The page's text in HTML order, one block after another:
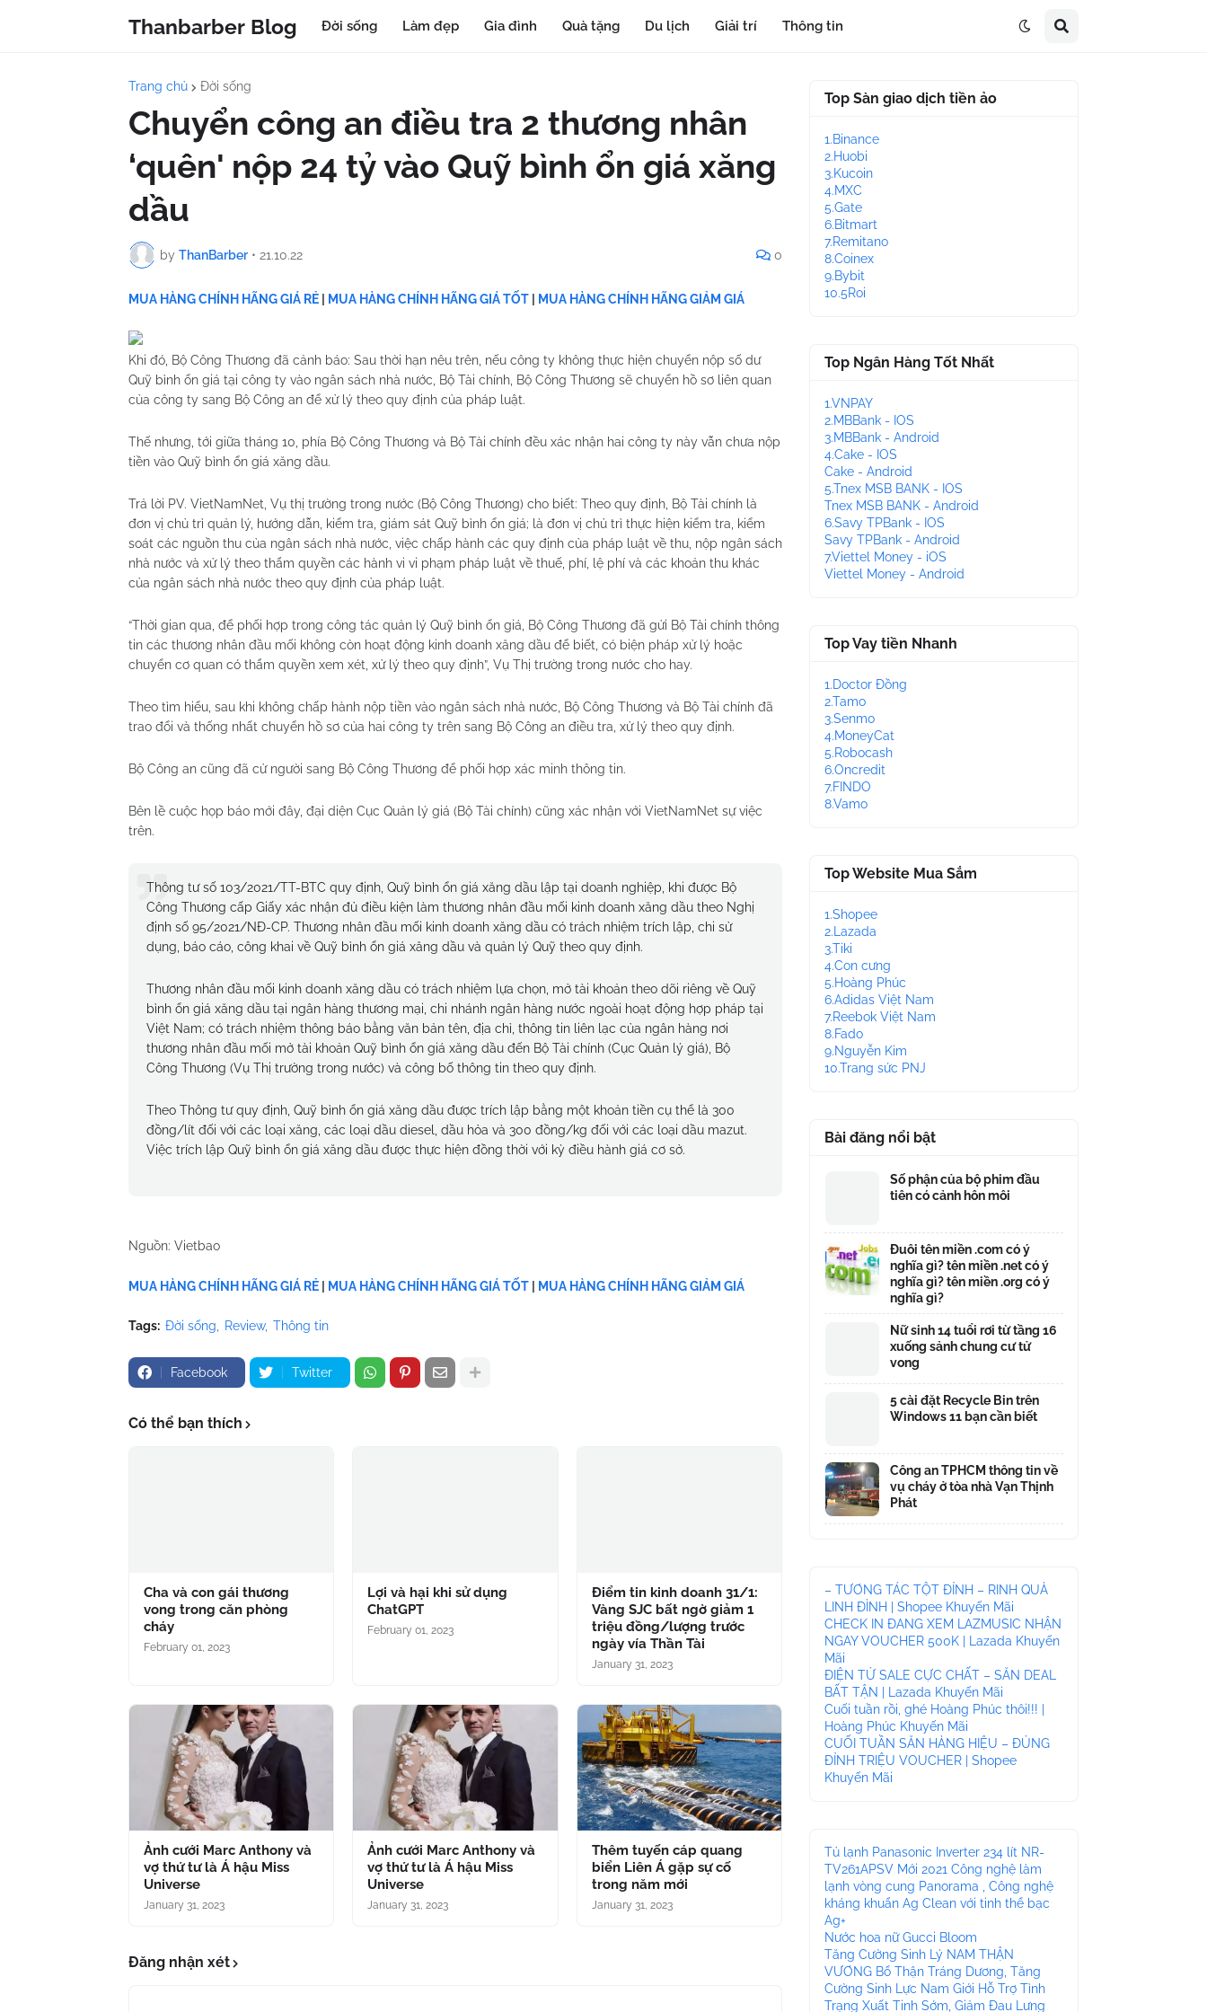
Thanbarber Blog Đời sống Làm đẹp Gia đình Quà tặng Du lịch Giải trí Thông tin
Trang chủ Đời sống
Chuyển công an điều tra 2 thương nhân
‘quên' nộp 24 tỷ vào Quỹ bình ổn giá xăng
dầu
by ThanBarber • 21.10.22 0
MUA HÀNG CHÍNH HÃNG GIÁ RẺ MUA HÀNG CHÍNH HÃNG GIÁ TỐT MUA HÀNG CHÍNH HÃNG GIẢM GIÁ
Khi đó, Bộ Công Thương đã cảnh báo: Sau thời hạn nêu trên, nếu công ty không thực hiện chuyển nộp số dư
Quỹ bình ổn giá tại công ty vào ngân sách nhà nước, Bộ Tài chính, Bộ Công Thương sẽ chuyển hồ sơ liên quan
của công ty sang Bộ Công an để xử lý theo quy định của pháp luật.
Thế nhưng, tới giữa tháng 10, phía Bộ Công Thương và Bộ Tài chính đều xác nhận hai công ty này vẫn chưa nộp
tiền vào Quỹ bình ổn giá xăng dầu.
Trả lời PV. VietNamNet, Vụ thị trường trong nước (Bộ Công Thương) cho biết: Theo quy định, Bộ Tài chính là
đơn vị chủ trì quản lý, hướng dẫn, kiểm tra, giám sát Quỹ bình ổn giá; là đơn vị chủ trì thực hiện kiểm tra, kiểm
soát các nguồn thu của ngân sách nhà nước, việc chấp hành các quy định của pháp luật về thu, nộp ngân sách
nhà nước và xử lý theo thẩm quyền các hành vi vi phạm pháp luật về thuế, phí, lệ phí và các khoản thu khác
của ngân sách nhà nước theo quy định của pháp luật.
“Thời gian qua, để phối hợp trong công tác quản lý Quỹ bình ổn giá, Bộ Công Thương đã gửi Bộ Tài chính thông
tin các thương nhân đầu mối không còn hoạt động kinh doanh xăng dầu để biết, có biện pháp xử lý hoặc
chuyển cơ quan có thẩm quyền xem xét, xử lý theo quy định”, Vụ Thị trường trong nước cho hay.
Theo tìm hiểu, sau khi không chấp hành nộp tiền vào ngân sách nhà nước, Bộ Công Thương và Bộ Tài chính đã
trao đổi và thống nhất chuyển hồ sơ của hai công ty trên sang Bộ Công an điều tra, xử lý theo quy định.
Bộ Công an cũng đã cử người sang Bộ Công Thương để phối hợp xác minh thông tin.
Bên lề cuộc họp báo mới đây, đại diện Cục Quản lý giá (Bộ Tài chính) cũng xác nhận với VietNamNet sự việc
trên.
Thông tư số 103/2021/TT-BTC quy định, Quỹ bình ổn giá xăng dầu lập tại doanh nghiệp, khi được Bộ
Công Thương cấp Giấy xác nhận đủ điều kiện làm thương nhân đầu mối kinh doanh xăng dầu theo Nghị
định số 95/2021/NĐ-CP. Thương nhân đầu mối kinh doanh xăng dầu có trách nhiệm trích lập, chi sử
dụng, báo cáo, công khai về Quỹ bình ổn giá xăng dầu và quản lý Quỹ theo quy định.
Thương nhân đầu mối kinh doanh xăng dầu có trách nhiệm lựa chọn, mở tài khoản theo dõi riêng về Quỹ
bình ổn giá xăng dầu tại ngân hàng thương mại, chi nhánh ngân hàng nước ngoài hoạt động hợp pháp tại
Việt Nam; có trách nhiệm thông báo bằng văn bản tên, địa chỉ, thông tin liên lạc của ngân hàng nơi
thương nhân đầu mối mở tài khoản Quỹ bình ổn giá xăng dầu đến Bộ Tài chính (Cục Quản lý giá), Bộ
Công Thương (Vụ Thị trường trong nước) và công bố thông tin theo quy định.
Theo Thông tư quy định, Quỹ bình ổn giá xăng dầu được trích lập bằng một khoản tiền cụ thể là 300
đồng/lít đối với các loại xăng, các loại dầu diesel, dầu hỏa và 300 đồng/kg đối với các loại dầu mazut.
Việc trích lập Quỹ bình ổn giá xăng dầu được thực hiện đồng thời với kỳ điều hành giá cơ sở.
Nguồn: Vietbao
MUA HÀNG CHÍNH HÃNG GIÁ RẺ MUA HÀNG CHÍNH HÃNG GIÁ TỐT MUA HÀNG CHÍNH HÃNG GIẢM GIÁ
Tags: Đời sống Review Thông tin
Facebook Twitter
Có thể bạn thích
Cha và con gái thương
vong trong căn phòng
cháy
February 01, 2023
Lợi và hại khi sử dụng
ChatGPT
February 01, 2023
Điểm tin kinh doanh 31/1:
Vàng SJC bất ngờ giảm 1
triệu đồng/lượng trước
ngày vía Thần Tài
January 31, 2023
Ảnh cưới Marc Anthony và
vợ thứ tư là Á hậu Miss
Universe
January 31, 2023
Ảnh cưới Marc Anthony và
vợ thứ tư là Á hậu Miss
Universe
January 31, 2023
Thêm tuyến cáp quang
biển Liên Á gặp sự cố
trong năm mới
January 31, 2023
Đăng nhận xét
Top Sàn giao dịch tiền ảo
1.Binance
2.Huobi
3.Kucoin
4.MXC
5.Gate
6.Bitmart
7.Remitano
8.Coinex
9.Bybit
10.5Roi
Top Ngân Hàng Tốt Nhất
1.VNPAY
2.MBBank - IOS
3.MBBank - Android
4.Cake - IOS
Cake - Android
5.Tnex MSB BANK - IOS
Tnex MSB BANK - Android
6.Savy TPBank - IOS
Savy TPBank - Android
7.Viettel Money - iOS
Viettel Money - Android
Top Vay tiền Nhanh
1.Doctor Đồng
2.Tamo
3.Senmo
4.MoneyCat
5.Robocash
6.Oncredit
7.FINDO
8.Vamo
Top Website Mua Sắm
1.Shopee
2.Lazada
3.Tiki
4.Con cưng
5.Hoàng Phúc
6.Adidas Việt Nam
7.Reebok Việt Nam
8.Fado
9.Nguyễn Kim
10.Trang sức PNJ
Bài đăng nổi bật
Số phận của bộ phim đầu
tiên có cảnh hôn môi
Đuôi tên miền .com có ý
nghĩa gì? tên miền .net có ý
nghĩa gì? tên miền .org có ý
nghĩa gì?
Nữ sinh 14 tuổi rơi từ tầng 16
xuống sảnh chung cư tử
vong
5 cài đặt Recycle Bin trên
Windows 11 bạn cần biết
Công an TPHCM thông tin về
vụ cháy ở tòa nhà Vạn Thịnh
Phát
– TƯƠNG TÁC TỘT ĐỈNH – RINH QUÀ
LINH ĐÌNH | Shopee Khuyến Mãi
CHECK IN ĐANG XEM LAZMUSIC NHẬN
NGAY VOUCHER 500K | Lazada Khuyến
Mãi
ĐIỆN TỬ SALE CỰC CHẤT – SĂN DEAL
BẤT TẬN | Lazada Khuyến Mãi
Cuối tuần rồi, ghé Hoàng Phúc thôi!!! |
Hoàng Phúc Khuyến Mãi
CUỐI TUẦN SĂN HÀNG HIỆU – ĐỦNG
ĐỈNH TRIỆU VOUCHER | Shopee
Khuyến Mãi
Tủ lạnh Panasonic Inverter 234 lít NR-
TV261APSV Mới 2021 Công nghệ làm
lạnh vòng cung Panorama , Công nghệ
kháng khuẩn Ag Clean với tinh thể bạc
Ag+
Nước hoa nữ Gucci Bloom
Tăng Cường Sinh Lý NAM THẬN
VƯƠNG Bổ Thận Tráng Dương, Tăng
Cường Sinh Lực Nam Giới Hỗ Trợ Tình
Trạng Xuất Tinh Sớm, Giảm Đau Lưng